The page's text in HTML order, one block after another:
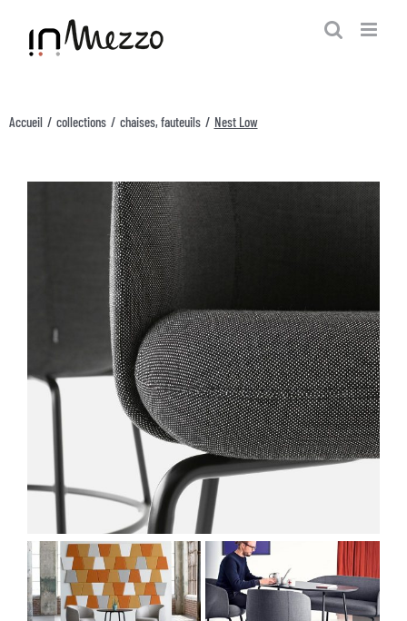
contenu
Accueil collections chaises fauteuils Nest Low